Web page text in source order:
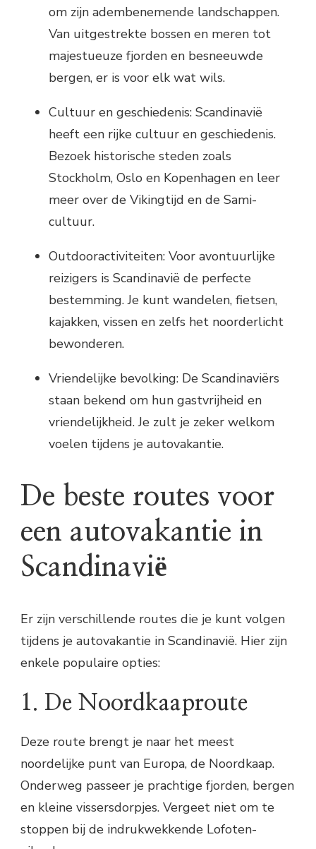
om zijn adembenemende landschappen.
Van uitgestrekte bossen en meren tot
majestueuze fjorden en besneeuwde
bergen, er is voor elk wat wils.
Cultuur en geschiedenis: Scandinavië
heeft een rijke cultuur en geschiedenis.
Bezoek historische steden zoals
Stockholm, Oslo en Kopenhagen en leer
meer over de Vikingtijd en de Sami-
cultuur.
Outdooractiviteiten: Voor avontuurlijke
reizigers is Scandinavië de perfecte
bestemming. Je kunt wandelen, fietsen,
kajakken, vissen en zelfs het noorderlicht
bewonderen.
Vriendelijke bevolking: De Scandinaviërs
staan bekend om hun gastvrijheid en
vriendelijkheid. Je zult je zeker welkom
voelen tijdens je autovakantie.
De beste routes voor
een autovakantie in
Scandinavië
Er zijn verschillende routes die je kunt volgen
tijdens je autovakantie in Scandinavië. Hier zijn
enkele populaire opties:
1. De Noordkaaproute
Deze route brengt je naar het meest
noordelijke punt van Europa, de Noordkaap.
Onderweg passeer je prachtige fjorden, bergen
en kleine vissersdorpjes. Vergeet niet om te
stoppen bij de indrukwekkende Lofoten-